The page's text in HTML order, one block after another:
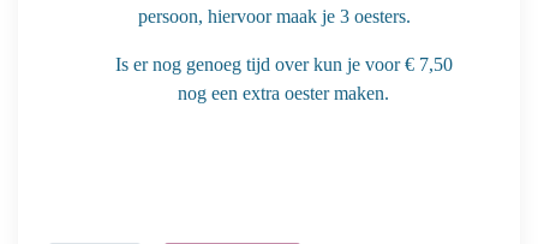
persoon, hiervoor maak je 3 oesters.
Is er nog genoeg tijd over kun je voor € 7,50
nog een extra oester maken.